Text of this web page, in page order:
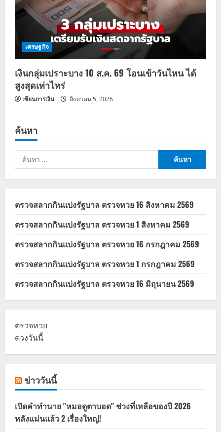
เศรษฐกิจ
เงินกลุ่มเปราะบาง 10 ส.ค. 69 โอนเข้าวันไหน ได้
สูงสุดเท่าไหร่
เซียนการเงิน สิงหาคม 5, 2026
ค้นหา
ค้นหา
สำหรับ:
ตรวจสลากกินแบ่งรัฐบาล ตรวจหวย 16 สิงหาคม 2569
ตรวจสลากกินแบ่งรัฐบาล ตรวจหวย 1 สิงหาคม 2569
ตรวจสลากกินแบ่งรัฐบาล ตรวจหวย 16 กรกฎาคม 2569
ตรวจสลากกินแบ่งรัฐบาล ตรวจหวย 1 กรกฎาคม 2569
ตรวจสลากกินแบ่งรัฐบาล ตรวจหวย 16 มิถุนายน 2569
ตรวจหวย
ดวงวันนี้
ข่าววันนี้
เปิดคำทำนาย "หมอดูตาบอด" ช่วงที่เหลือของปี 2026
หลังแม่นแล้ว 2 เรื่องใหญ่!